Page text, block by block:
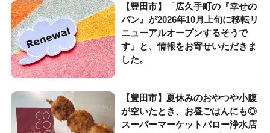
【豊田市】「広久手町の『幸せの
パン』が2026年10月上旬に移転リ
ニューアルオープンするそうで
す」と、情報をお寄せいただきま
した。
【豊田市】夏休みのおやつや小腹
が空いたとき、お昼ごはんにも◎
スーパーマーケットバロー浄水店